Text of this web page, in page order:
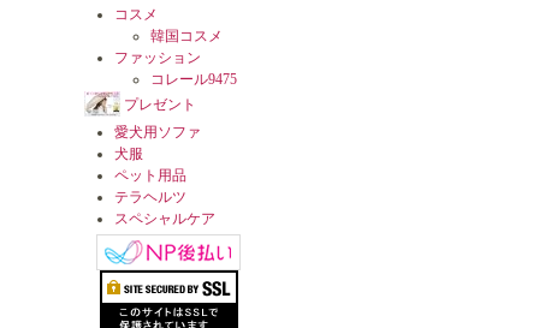
コスメ
韓国コスメ
ファッション
コレール9475
プレゼント
愛犬用ソファ
犬服
ペット用品
テラヘルツ
スペシャルケア